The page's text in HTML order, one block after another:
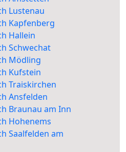
Lustenau
Kapfenberg
Hallein
Schwechat
Mödling
Kufstein
Traiskirchen
Ansfelden
Braunau am Inn
Hohenems
Saalfelden am